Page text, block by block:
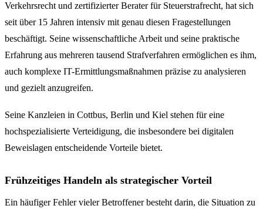
Verkehrsrecht und zertifizierter Berater für Steuerstrafrecht, hat sich
seit über 15 Jahren intensiv mit genau diesen Fragestellungen
beschäftigt. Seine wissenschaftliche Arbeit und seine praktische
Erfahrung aus mehreren tausend Strafverfahren ermöglichen es ihm,
auch komplexe IT-Ermittlungsmaßnahmen präzise zu analysieren
und gezielt anzugreifen.
Seine Kanzleien in Cottbus, Berlin und Kiel stehen für eine
hochspezialisierte Verteidigung, die insbesondere bei digitalen
Beweislagen entscheidende Vorteile bietet.
Frühzeitiges Handeln als strategischer Vorteil
Ein häufiger Fehler vieler Betroffener besteht darin, die Situation zu